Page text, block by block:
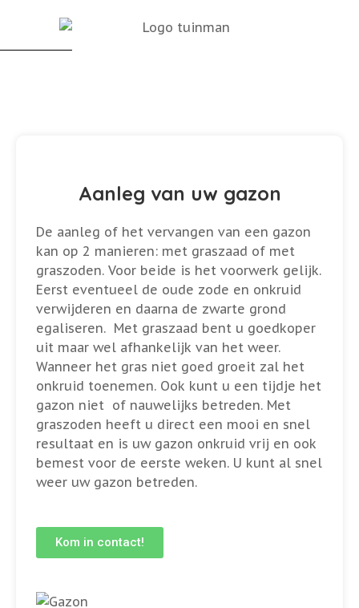
Aanleg van uw gazon
De aanleg of het vervangen van een gazon
kan op 2 manieren: met graszaad of met
graszoden. Voor beide is het voorwerk gelijk.
Eerst eventueel de oude zode en onkruid
verwijderen en daarna de zwarte grond
egaliseren. Met graszaad bent u goedkoper
uit maar wel afhankelijk van het weer.
Wanneer het gras niet goed groeit zal het
onkruid toenemen. Ook kunt u een tijdje het
gazon niet of nauwelijks betreden. Met
graszoden heeft u direct een mooi en snel
resultaat en is uw gazon onkruid vrij en ook
bemest voor de eerste weken. U kunt al snel
weer uw gazon betreden.
Kom in contact!